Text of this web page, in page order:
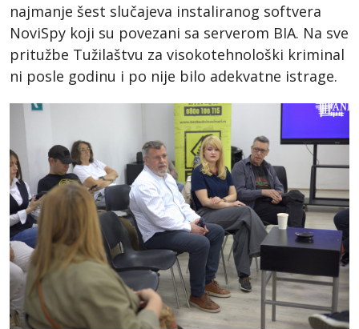
najmanje šest slučajeva instaliranog softvera
NoviSpy koji su povezani sa serverom BIA. Na sve
pritužbe Tužilaštvu za visokotehnološki kriminal
ni posle godinu i po nije bilo adekvatne istrage.